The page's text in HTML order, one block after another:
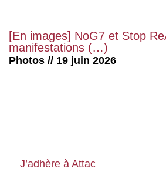
[En images] NoG7 et Stop
manifestations (…)
Photos // 19 juin 2026
J’adhère à Attac